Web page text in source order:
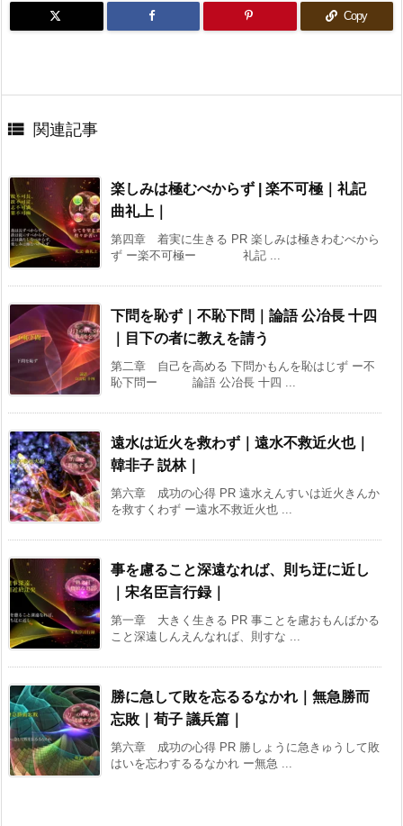
Copy
 関連記事
楽しみは極むべからず | 楽不可極｜礼記
曲礼上｜
第四章 着実に生きる PR 楽しみは極きわむべから
ず ー楽不可極ー 礼記 ...
下問を恥ず｜不恥下問｜論語 公冶長 十四
｜目下の者に教えを請う
第二章 自己を高める 下問かもんを恥はじず ー不
恥下問ー 論語 公冶長 十四 ...
遠水は近火を救わず｜遠水不救近火也｜
韓非子 説林｜
第六章 成功の心得 PR 遠水えんすいは近火きんか
を救すくわず ー遠水不救近火也 ...
事を慮ること深遠なれば、則ち迂に近し
｜宋名臣言行録｜
第一章 大きく生きる PR 事ことを慮おもんばかる
こと深遠しんえんなれば、則すな ...
勝に急して敗を忘るるなかれ｜無急勝而
忘敗｜荀子 議兵篇｜
第六章 成功の心得 PR 勝しょうに急きゅうして敗
はいを忘わするるなかれ ー無急 ...